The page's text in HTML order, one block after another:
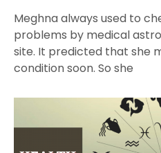
Meghna always used to
problems by medical
site. It predicted that she
condition soon. So she